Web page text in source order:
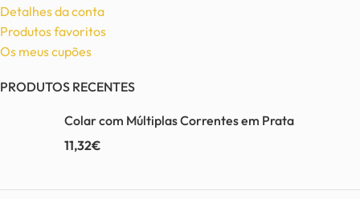
Detalhes da conta
Produtos favoritos
Os meus cupões
PRODUTOS RECENTES
Colar com Múltiplas Correntes em Prata
11,32€